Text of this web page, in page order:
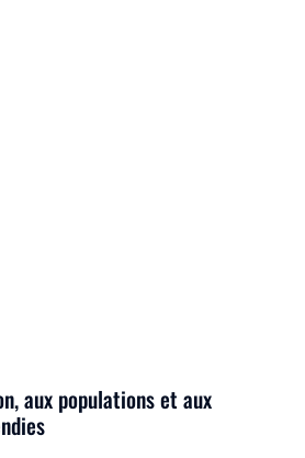
aux populations et aux